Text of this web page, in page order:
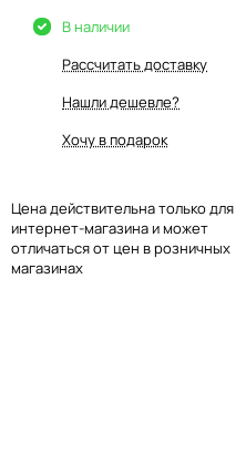
В наличии
Рассчитать доставку
Нашли дешевле?
Хочу в подарок
Цена действительна только для
интернет-магазина и может
отличаться от цен в розничных
магазинах